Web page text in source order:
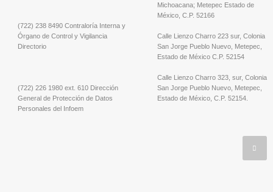
(722) 238 8490 Contraloría Interna y
Órgano de Control y Vigilancia
Directorio
(722) 226 1980 ext. 610 Dirección
General de Protección de Datos
Personales del Infoem
Michoacana; Metepec Estado de
México, C.P. 52166
Calle Lienzo Charro 223 sur, Colonia
San Jorge Pueblo Nuevo, Metepec,
Estado de México C.P. 52154
Calle Lienzo Charro 323, sur, Colonia
San Jorge Pueblo Nuevo, Metepec,
Estado de México, C.P. 52154.